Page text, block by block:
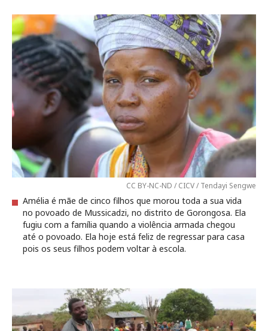
CC BY-NC-ND / CICV / Tendayi Sengwe
Amélia é mãe de cinco filhos que morou toda a sua vida
no povoado de Mussicadzi, no distrito de Gorongosa. Ela
fugiu com a família quando a violência armada chegou
até o povoado. Ela hoje está feliz de regressar para casa
pois os seus filhos podem voltar à escola.